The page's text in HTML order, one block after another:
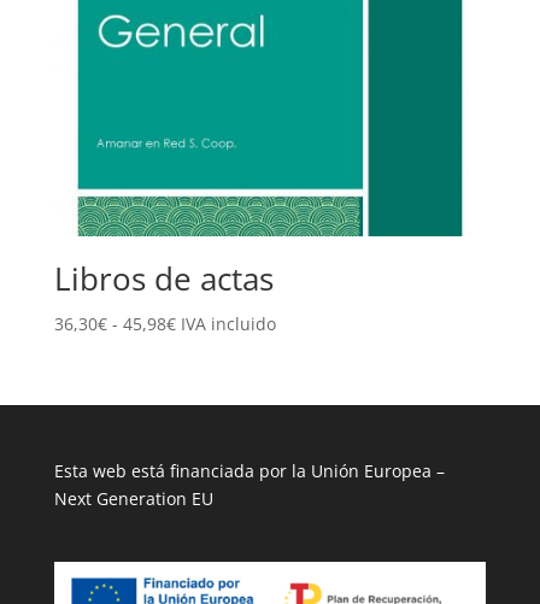
Libros de actas
36,30€ - 45,98€Rango
desde
hasta
45,98€
IVA incluido
Esta web está financiada por la Unión Europea –
Next Generation EU